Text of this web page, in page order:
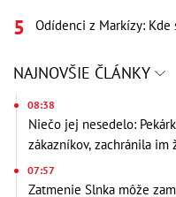
Odídenci z Markízy:
NAJNOVŠIE ČLÁNKY
08:38
Niečo jej nesedelo:
zákazníkov, zachránila im
07:57
Zatmenie Slnka môže